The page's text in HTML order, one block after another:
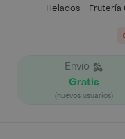
Helados - Frutería
Envío
Gratis
(nuevos usuarios)